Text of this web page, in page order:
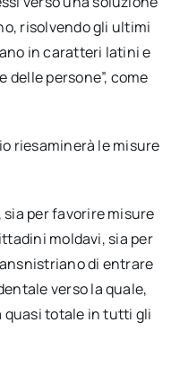
risolvendo gli ultimi
in caratteri latini e
persone”, come
riesaminerà le misure
per favorire misure
moldavi, sia per
di entrare
verso la quale,
quasi totale in tutti gli